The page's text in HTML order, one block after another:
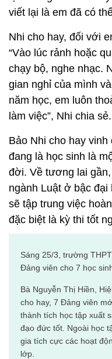
viết lại là em đã có
Nhi cho hay, đối với
“Vào lúc rảnh hoặc
chạy bộ, nghe nhạc.
gian nghỉ của mình
năm học, em luôn
làm việc”, Nhi chia
Bảo Nhi cho hay
đang là học sinh là
đời. Về tương lai
ngành Luật ở bậc
sẽ tập trung việc
đặc biệt là kỳ thi tốt
Sáng 25/3, trường
Đảng viên cho 7 học
Bà Nguyễn Thị Hiền,
cho hay, 7 Đảng viên
thành tích học tập xuất
đạo đức tốt. Ngoài học
gia tích cực các hoạt
lớp.